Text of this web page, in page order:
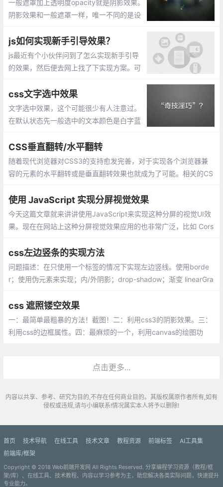
一般遮罩加上透明度opacity就是阴影效果。
阴影效果和一般遮罩一样，唯一不同的是设
sla()也是可以的。模糊效果(毛玻璃效果) 通
过 filter来实现
js如何实现新手引导效果？
js最近有个小伙伴问到了怎么实现新手引导
的效果，然后便去网上找了下实现方案。可
css文字选中效果
文字选中效果，这个可能很少有人注意过。
在默认状态先一般选中的文本颜色是白字蓝
ion定义元素上的伪选择器，以便在选定元素
时设置其中文本的样式。
CSS垂直翻转/水平翻转
随着现代浏览器对CSS3的支持愈发完善，对于实现各个浏览器兼
容的元素的水平翻转或是垂直翻转效果也就成为了可能。相关的CS
使用 JavaScript 实现分屏视觉效果
今天这篇文章就来讲讲使用JavaScript来实现这种分屏的视觉UI效
果。现在在网站上这种分屏视觉效果应用的也非常广泛，比如 Cors
css左边竖条的实现方法
问题描述：在只使用一个标签的情况下实现左边竖线。使用borde
r；使用伪元素来实现；内/外阴影；drop-shadow；渐变 linearGra
css 遮照镂空效果
一：最简单最粗暴的方法！截图！二：利用css3的阴影效果。三：
利用css的边框属性。四：最麻烦的一个，利用canvas的绘图功
点击更多...
内容以共享、参考、研究为目的,不存在任何商业目的。其版权属原作者所有,如有
侵权或违规,请与小编联系!情况属实本人将予以删除!
首页 技术导航 在线工具 技术文章 教程资源 前端标签
AI工具集
前端库/框架